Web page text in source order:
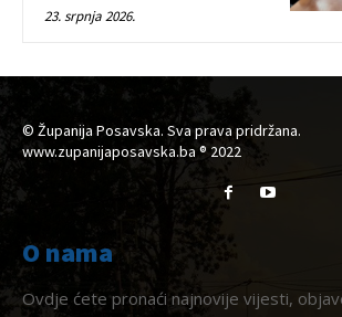
23. srpnja 2026.
© Županija Posavska. Sva prava pridržana.
www.zupanijaposavska.ba ® 2022
O nama
Ovdje ćete pronaći najnovije vijesti,